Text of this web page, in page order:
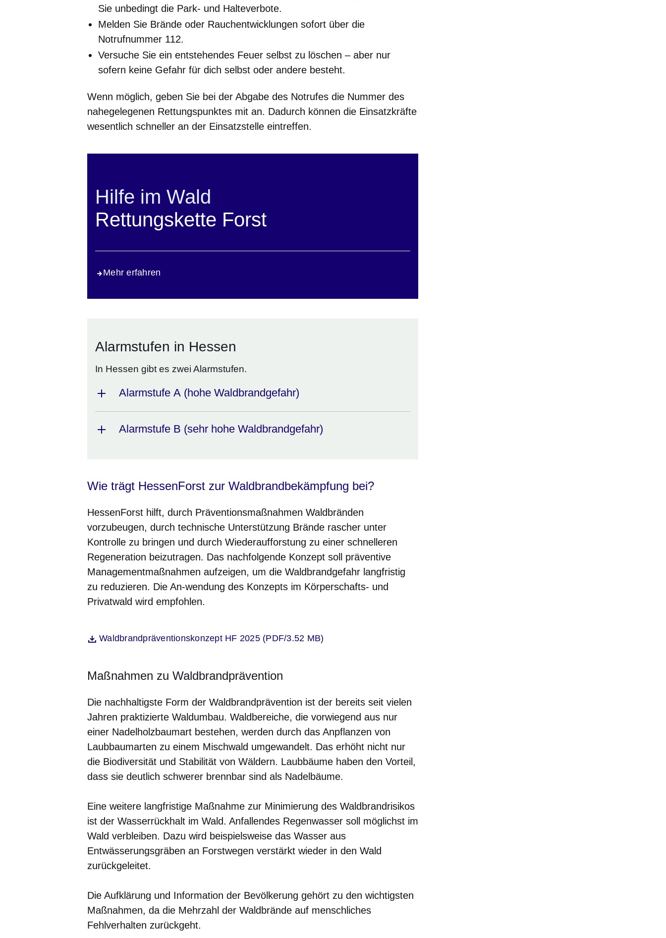
Sie unbedingt die Park- und Halteverbote.
Melden Sie Brände oder Rauchentwicklungen sofort über die
Notrufnummer 112.
Versuche Sie ein entstehendes Feuer selbst zu löschen – aber nur
sofern keine Gefahr für dich selbst oder andere besteht.
Wenn möglich, geben Sie bei der Abgabe des Notrufes die Nummer des
nahegelegenen Rettungspunktes mit an. Dadurch können die Einsatzkräfte
wesentlich schneller an der Einsatzstelle eintreffen.
Hilfe im Wald
Rettungskette Forst
Mehr erfahren
Alarmstufen in Hessen
In Hessen gibt es zwei Alarmstufen.
Alarmstufe A (hohe Waldbrandgefahr)
Alarmstufe B (sehr hohe Waldbrandgefahr)
Wie trägt HessenForst zur Waldbrandbekämpfung bei?
HessenForst hilft, durch Präventionsmaßnahmen Waldbränden
vorzubeugen, durch technische Unterstützung Brände rascher unter
Kontrolle zu bringen und durch Wiederaufforstung zu einer schnelleren
Regeneration beizutragen. Das nachfolgende Konzept soll präventive
Managementmaßnahmen aufzeigen, um die Waldbrandgefahr langfristig
zu reduzieren. Die An-wendung des Konzepts im Körperschafts- und
Privatwald wird empfohlen.
DateiWaldbrandpräventionskonzept HF 2025 (PDF/3.52 MB)
Öffnet sich in einem neuen Fenster
Maßnahmen zu Waldbrandprävention
Die nachhaltigste Form der Waldbrandprävention ist der bereits seit vielen
Jahren praktizierte Waldumbau. Waldbereiche, die vorwiegend aus nur
einer Nadelholzbaumart bestehen, werden durch das Anpflanzen von
Laubbaumarten zu einem Mischwald umgewandelt. Das erhöht nicht nur
die Biodiversität und Stabilität von Wäldern. Laubbäume haben den Vorteil,
dass sie deutlich schwerer brennbar sind als Nadelbäume.
Eine weitere langfristige Maßnahme zur Minimierung des Waldbrandrisikos
ist der Wasserrückhalt im Wald. Anfallendes Regenwasser soll möglichst im
Wald verbleiben. Dazu wird beispielsweise das Wasser aus
Entwässerungsgräben an Forstwegen verstärkt wieder in den Wald
zurückgeleitet.
Die Aufklärung und Information der Bevölkerung gehört zu den wichtigsten
Maßnahmen, da die Mehrzahl der Waldbrände auf menschliches
Fehlverhalten zurückgeht.